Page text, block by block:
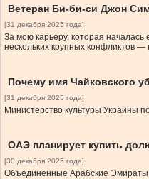
Ветеран Би-би-си Джон
[31 декабря 2025 года]
За мою карьеру, которая
нескольких крупных конфликтов —
Почему имя Чайковского
[31 декабря 2025 года]
Министерство культуры Украины
ОАЭ планирует купить
[30 декабря 2025 года]
Объединенные Арабские Эмираты